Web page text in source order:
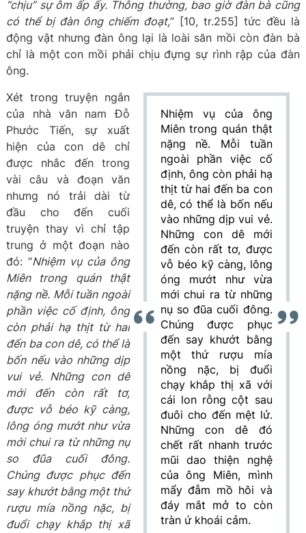
“chịu” sự ôm ấp ấy. Thông thường, bao giờ đàn bà cũng
có thể bị đàn ông chiếm đoạt,” [10, tr.255] tức đều là
động vật nhưng đàn ông lại là loài săn mồi còn đàn bà
chỉ là một con mồi phải chịu đựng sự rình rập của đàn
ông.
Nhiệm vụ của ông
Miên trong quán thật
nặng nề. Mỗi tuần
ngoài phần việc cố
định, ông còn phải hạ
thịt từ hai đến ba con
dê, có thể là bốn nếu
vào những dịp vui vẻ.
Những con dê mới
đến còn rất tơ, được
vỗ béo kỹ càng, lông
óng mướt như vừa
mới chui ra từ những
nụ so đũa cuối đông.
Chúng được phục
đến say khướt bằng
một thứ rượu mía
nồng nặc, bị đuổi
chạy khắp thị xã với
cái lon rỗng cột sau
đuôi cho đến mệt lử.
Những con dê đó
chết rất nhanh trước
mũi dao thiện nghệ
của ông Miên, mình
mẩy đẫm mồ hôi và
đáy mắt mở to còn
tràn ứ khoái cảm.
Xét trong truyện ngắn
của nhà văn nam Đỗ
Phước Tiến, sự xuất
hiện của con dê chỉ
được nhắc đến trong
vài câu và đoạn văn
nhưng nó trải dài từ
đầu cho đến cuối
truyện thay vì chỉ tập
trung ở một đoạn nào
đó: “Nhiệm vụ của ông
Miên trong quán thật
nặng nề. Mỗi tuần ngoài
phần việc cố định, ông
còn phải hạ thịt từ hai
đến ba con dê, có thể là
bốn nếu vào những dịp
vui vẻ. Những con dê
mới đến còn rất tơ,
được vỗ béo kỹ càng,
lông óng mướt như vừa
mới chui ra từ những nụ
so đũa cuối đông.
Chúng được phục đến
say khướt bằng một thứ
rượu mía nồng nặc, bị
đuổi chạy khắp thị xã